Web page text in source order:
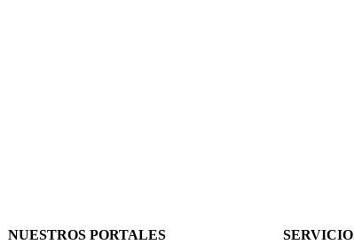
NUESTROS PORTALES